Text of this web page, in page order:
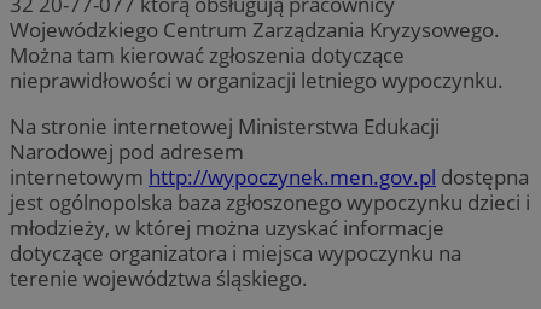
Wojewódzkiego Centrum Zarządzania Kryzysowego.
Można tam kierować zgłoszenia dotyczące
nieprawidłowości w organizacji letniego wypoczynku.
Na stronie internetowej Ministerstwa Edukacji
Narodowej pod adresem
internetowym http://wypoczynek.men.gov.pl dostępna
jest ogólnopolska baza zgłoszonego wypoczynku dzieci i
młodzieży, w której można uzyskać informacje
dotyczące organizatora i miejsca wypoczynku na
terenie województwa śląskiego.